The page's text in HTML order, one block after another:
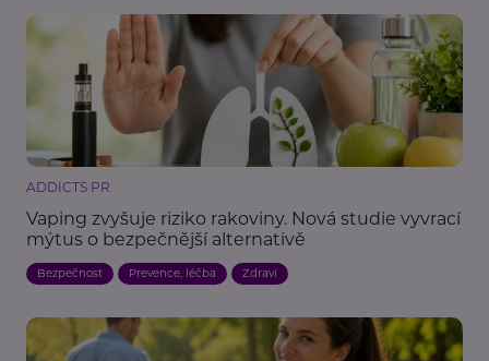
ADDICTS PR
Vaping zvyšuje riziko rakoviny. Nová studie vyvrací
mýtus o bezpečnější alternativě
Bezpečnost Prevence, léčba Zdraví